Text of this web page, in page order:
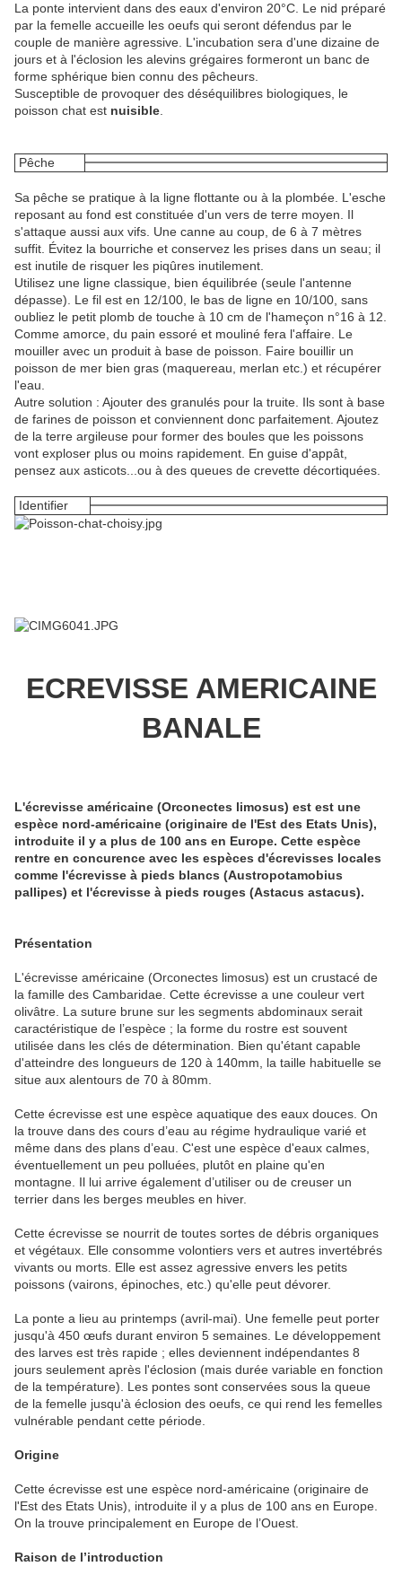
La ponte intervient dans des eaux d'environ 20°C. Le nid préparé
par la femelle accueille les oeufs qui seront défendus par le
couple de manière agressive. L'incubation sera d'une dizaine de
jours et à l'éclosion les alevins grégaires formeront un banc de
forme sphérique bien connu des pêcheurs.
Susceptible de provoquer des déséquilibres biologiques, le
poisson chat est nuisible
Pêche
Sa pêche se pratique à la ligne flottante ou à la plombée. L'esche
reposant au fond est constituée d'un vers de terre moyen. Il
s'attaque aussi aux vifs. Une canne au coup, de 6 à 7 mètres
suffit. Évitez la bourriche et conservez les prises dans un seau; il
est inutile de risquer les piqûres inutilement.
Utilisez une ligne classique, bien équilibrée (seule l'antenne
dépasse). Le fil est en 12/100, le bas de ligne en 10/100, sans
oubliez le petit plomb de touche à 10 cm de l'hameçon n°16 à 12.
Comme amorce, du pain essoré et mouliné fera l'affaire. Le
mouiller avec un produit à base de poisson. Faire bouillir un
poisson de mer bien gras (maquereau, merlan etc.) et récupérer
l'eau.
Autre solution : Ajouter des granulés pour la truite. Ils sont à base
de farines de poisson et conviennent donc parfaitement. Ajoutez
de la terre argileuse pour former des boules que les poissons
vont exploser plus ou moins rapidement. En guise d'appât,
pensez aux asticots...ou à des queues de crevette décortiquées.
Identifier
ECREVISSE AMERICAINE
BANALE
L'écrevisse américaine (Orconectes limosus) est est une
espèce nord-américaine (originaire de l'Est des Etats Unis),
introduite il y a plus de 100 ans en Europe. Cette espèce
rentre en concurence avec les espèces d'écrevisses locales
comme l'écrevisse à pieds blancs (Austropotamobius
pallipes) et l'écrevisse à pieds rouges (Astacus astacus).
Présentation
L'écrevisse américaine (Orconectes limosus) est un crustacé de
la famille des Cambaridae. Cette écrevisse a une couleur vert
olivâtre. La suture brune sur les segments abdominaux serait
caractéristique de l’espèce ; la forme du rostre est souvent
utilisée dans les clés de détermination. Bien qu'étant capable
d'atteindre des longueurs de 120 à 140mm, la taille habituelle se
situe aux alentours de 70 à 80mm.
Cette écrevisse est une espèce aquatique des eaux douces. On
la trouve dans des cours d’eau au régime hydraulique varié et
même dans des plans d’eau. C'est une espèce d'eaux calmes,
éventuellement un peu polluées, plutôt en plaine qu'en
montagne. Il lui arrive également d’utiliser ou de creuser un
terrier dans les berges meubles en hiver.
Cette écrevisse se nourrit de toutes sortes de débris organiques
et végétaux. Elle consomme volontiers vers et autres invertébrés
vivants ou morts. Elle est assez agressive envers les petits
poissons (vairons, épinoches, etc.) qu'elle peut dévorer.
La ponte a lieu au printemps (avril-mai). Une femelle peut porter
jusqu'à 450 œufs durant environ 5 semaines. Le développement
des larves est très rapide ; elles deviennent indépendantes 8
jours seulement après l'éclosion (mais durée variable en fonction
de la température). Les pontes sont conservées sous la queue
de la femelle jusqu'à éclosion des oeufs, ce qui rend les femelles
vulnérable pendant cette période.
Origine
Cette écrevisse est une espèce nord-américaine (originaire de
l'Est des Etats Unis), introduite il y a plus de 100 ans en Europe.
On la trouve principalement en Europe de l’Ouest.
Raison de l’introduction